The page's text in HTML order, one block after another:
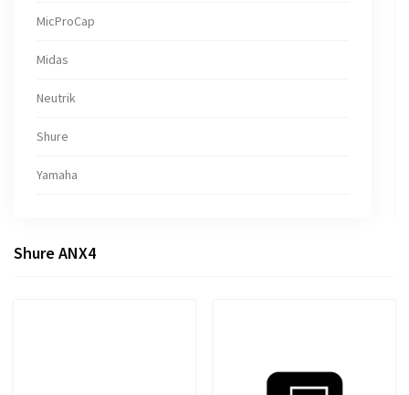
MicProCap
Midas
Neutrik
Shure
Yamaha
Shure ANX4